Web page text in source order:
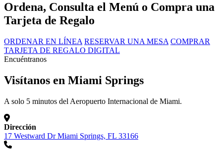
Ordena, Consulta el Menú o Compra una
Tarjeta de Regalo
ORDENAR EN LÍNEA RESERVAR UNA MESA COMPRAR
TARJETA DE REGALO DIGITAL
Encuéntranos
Visítanos en Miami Springs
A solo 5 minutos del Aeropuerto Internacional de Miami.
Dirección
17 Westward Dr Miami Springs, FL 33166